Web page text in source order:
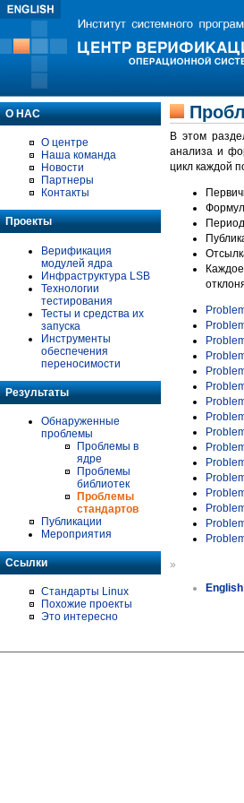
О НАС
О центре
Наша команда
Новости
Партнеры
Контакты
Проекты
Верификация
модулей ядра
Инфраструктура LSB
Технологии
тестирования
Тесты и средства их
запуска
Инструменты
обеспечения
переносимости
Результаты
Обнаруженные
проблемы
Проблемы в
ядре
Проблемы
библиотек
Проблемы
стандартов
Публикации
Мероприятия
Ссылки
Стандарты Linux
Похожие проекты
Это интересно
В этом
анализа и
цикл каждой
»
English